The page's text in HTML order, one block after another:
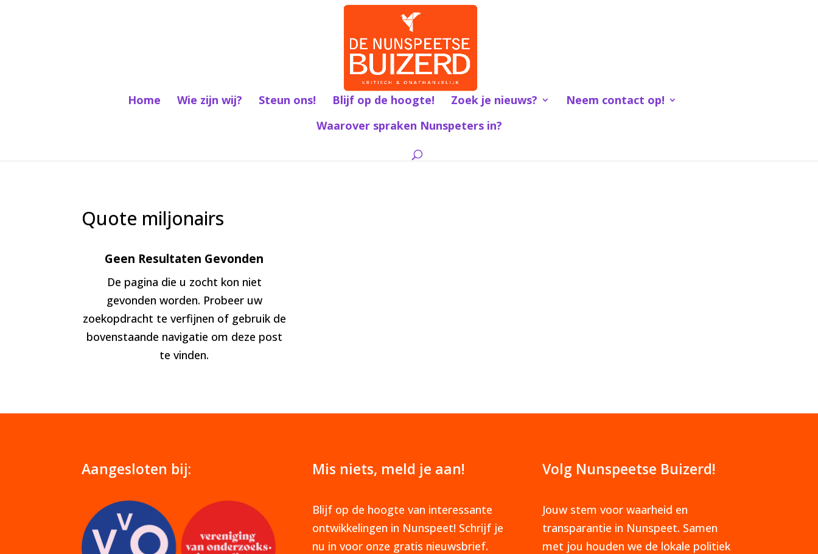
Home Wie zijn wij? Steun ons! Blijf op de hoogte! Zoek je nieuws?
Neem contact op!
Waarover spraken Nunspeters in?
Quote miljonairs
Geen Resultaten Gevonden
De pagina die u zocht kon niet
gevonden worden. Probeer uw
zoekopdracht te verfijnen of gebruik de
bovenstaande navigatie om deze post
te vinden.
Aangesloten bij: Mis niets, meld je aan!
Blijf op de hoogte van interessante
ontwikkelingen in Nunspeet! Schrijf je
nu in voor onze gratis nieuwsbrief.
Volg Nunspeetse Buizerd!
Jouw stem voor waarheid en
transparantie in Nunspeet. Samen
met jou houden we de lokale politiek